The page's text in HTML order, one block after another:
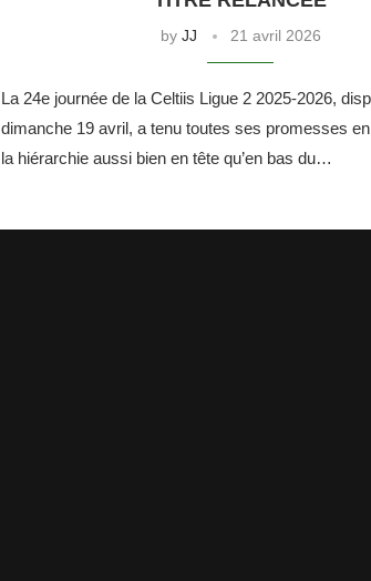
by JJ 21 avril 2026
La 24e journée de la Celtiis Ligue 2 2025-2026,
dimanche 19 avril, a tenu toutes ses promesses
la hiérarchie aussi bien en tête qu’en bas du…